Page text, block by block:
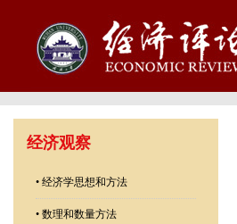
经济观察
• 经济学思想和方法
• 数理和数量方法